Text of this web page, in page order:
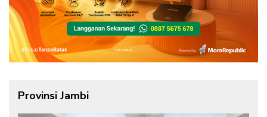
Provinsi Jambi